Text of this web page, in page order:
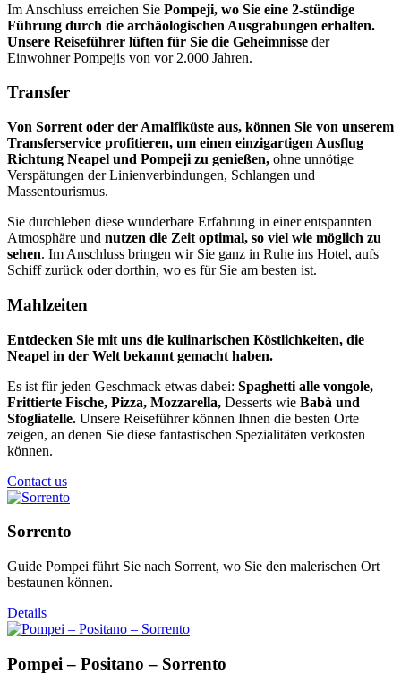
Im Anschluss erreichen Sie Pompeji, wo Sie eine 2-stündige
Führung durch die archäologischen Ausgrabungen erhalten.
Unsere Reiseführer lüften für Sie die Geheimnisse der
Einwohner Pompejis von vor 2.000 Jahren.
Transfer
Von Sorrent oder der Amalfiküste aus, können Sie von unserem
Transferservice profitieren, um einen einzigartigen Ausflug
Richtung Neapel und Pompeji zu genießen, ohne unnötige
Verspätungen der Linienverbindungen, Schlangen und
Massentourismus.
Sie durchleben diese wunderbare Erfahrung in einer entspannten
Atmosphäre und nutzen die Zeit optimal, so viel wie möglich zu
sehen. Im Anschluss bringen wir Sie ganz in Ruhe ins Hotel, aufs
Schiff zurück oder dorthin, wo es für Sie am besten ist.
Mahlzeiten
Entdecken Sie mit uns die kulinarischen Köstlichkeiten, die
Neapel in der Welt bekannt gemacht haben.
Es ist für jeden Geschmack etwas dabei: Spaghetti alle vongole,
Frittierte Fische, Pizza, Mozzarella, Desserts wie Babà und
Sfogliatelle. Unsere Reiseführer können Ihnen die besten Orte
zeigen, an denen Sie diese fantastischen Spezialitäten verkosten
können.
Contact us
Sorrento
Guide Pompei führt Sie nach Sorrent, wo Sie den malerischen Ort
bestaunen können.
Details
Pompei – Positano – Sorrento